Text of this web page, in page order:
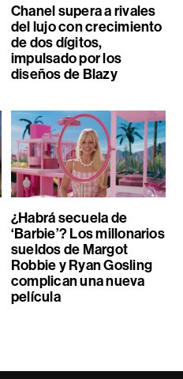
Chanel supera a rivales
del lujo con crecimiento
de dos dígitos,
impulsado por los
diseños de Blazy
¿Habrá secuela de
‘Barbie’? Los millonarios
sueldos de Margot
Robbie y Ryan Gosling
complican una nueva
película